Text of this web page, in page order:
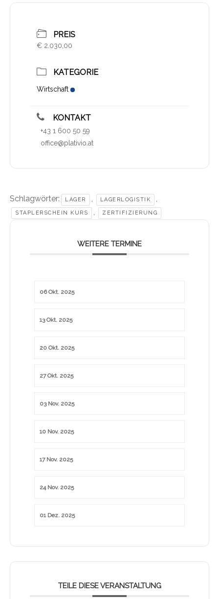
PREIS
€ 2.030,00
KATEGORIE
Wirtschaft
KONTAKT
+43 1 600 50 59
office@plativio.at
Schlagwörter: LAGER , LAGERLOGISTIK ,
STAPLERSCHEIN KURS , ZERTIFIZIERUNG
WEITERE TERMINE
06 Okt. 2025
13 Okt. 2025
20 Okt. 2025
27 Okt. 2025
03 Nov. 2025
10 Nov. 2025
17 Nov. 2025
24 Nov. 2025
01 Dez. 2025
TEILE DIESE VERANSTALTUNG